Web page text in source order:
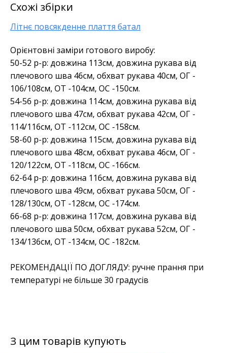
Схожі збірки
Літнє повсякденне плаття батал
Орієнтовні заміри готового виробу:
50-52 р-р: довжина 113см, довжина рукава від
плечового шва 46см, обхват рукава 40см, ОГ -
106/108см, ОТ -104см, OC -150см.
54-56 р-р: довжина 114см, довжина рукава від
плечового шва 47см, обхват рукава 42см, ОГ -
114/116см, ОТ -112см, OC -158см.
58-60 р-р: довжина 115см, довжина рукава від
плечового шва 48см, обхват рукава 46см, ОГ -
120/122см, ОТ -118см, OC -166см.
62-64 р-р: довжина 116см, довжина рукава від
плечового шва 49см, обхват рукава 50см, ОГ -
128/130см, ОТ -128см, OC -174см.
66-68 р-р: довжина 117см, довжина рукава від
плечового шва 50см, обхват рукава 52см, ОГ -
134/136см, ОТ -134см, OC -182см.
РЕКОМЕНДАЦІЇ ПО ДОГЛЯДУ: ручне прання при
температурі не більше 30 градусів
З цим товарів купують